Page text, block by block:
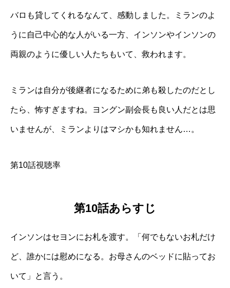
バロも貸してくれるなんて、感動しました。ミランのよ
うに自己中心的な人がいる一方、インソンやインソンの
両親のように優しい人たちもいて、救われます。
ミランは自分が後継者になるために弟も殺したのだとし
たら、怖すぎますね。ヨングン副会長も良い人だとは思
いませんが、ミランよりはマシかも知れません…。
第10話視聴率
第10話あらすじ
インソンはセヨンにお札を渡す。「何でもないお札だけ
ど、誰かには慰めになる。お母さんのベッドに貼ってお
いて」と言う。